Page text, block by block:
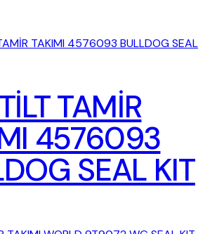
TAMİR
4576093
SEAL KIT